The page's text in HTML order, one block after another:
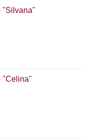
"Silvana"
"Celina"